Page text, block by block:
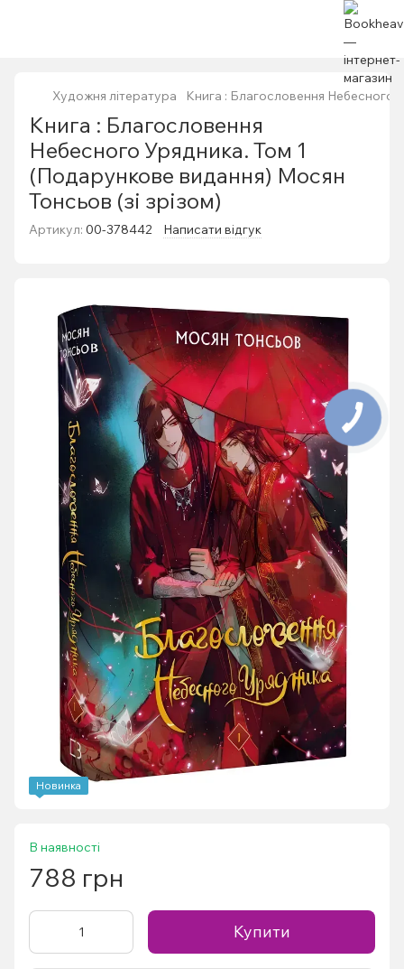
Художня література Книга : Благословення Небесного
Книга : Благословення
Небесного Урядника. Том 1
(Подарункове видання) Мосян
Тонсьов (зі зрізом)
Артикул: 00-378442 Написати відгук
Новинка
В наявності
788 грн
Купити